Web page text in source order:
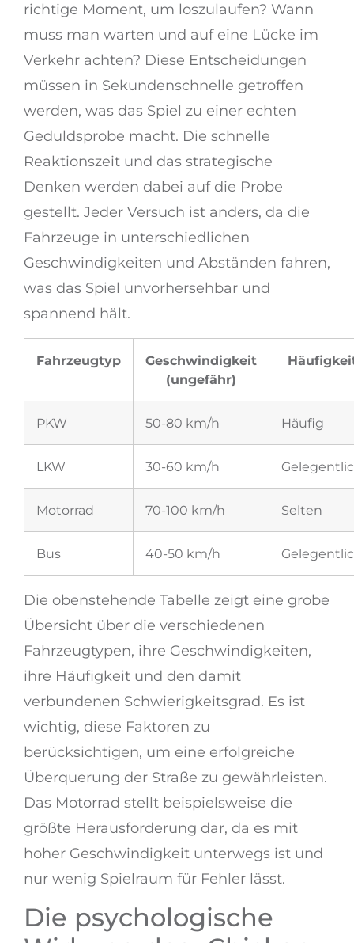
richtige Moment, um loszulaufen? Wann
muss man warten und auf eine Lücke im
Verkehr achten? Diese Entscheidungen
müssen in Sekundenschnelle getroffen
werden, was das Spiel zu einer echten
Geduldsprobe macht. Die schnelle
Reaktionszeit und das strategische
Denken werden dabei auf die Probe
gestellt. Jeder Versuch ist anders, da die
Fahrzeuge in unterschiedlichen
Geschwindigkeiten und Abständen fahren,
was das Spiel unvorhersehbar und
spannend hält.
Fahrzeugtyp
Geschwindigkeit
(ungefähr)
PKW 50-80 km/h Häufig
LKW 30-60 km/h
Motorrad 70-100 km/h Selten
Bus 40-50 km/h
Die obenstehende Tabelle zeigt eine grobe
Übersicht über die verschiedenen
Fahrzeugtypen, ihre Geschwindigkeiten,
ihre Häufigkeit und den damit
verbundenen Schwierigkeitsgrad. Es ist
wichtig, diese Faktoren zu
berücksichtigen, um eine erfolgreiche
Überquerung der Straße zu gewährleisten.
Das Motorrad stellt beispielsweise die
größte Herausforderung dar, da es mit
hoher Geschwindigkeit unterwegs ist und
nur wenig Spielraum für Fehler lässt.
Die psychologische